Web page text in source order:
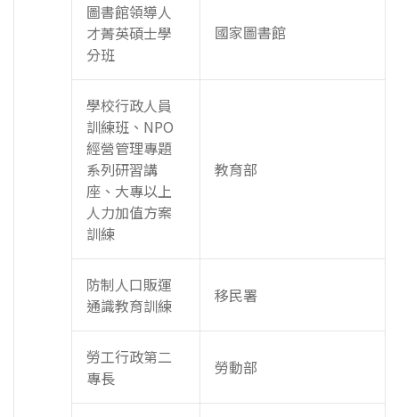
圖書館領導人
才菁英碩士學
分班
國家圖書館
學校行政人員
訓練班、NPO
經營管理專題
系列研習講
座、大專以上
人力加值方案
訓練
教育部
防制人口販運
通識教育訓練
移民署
勞工行政第二
專長
勞動部